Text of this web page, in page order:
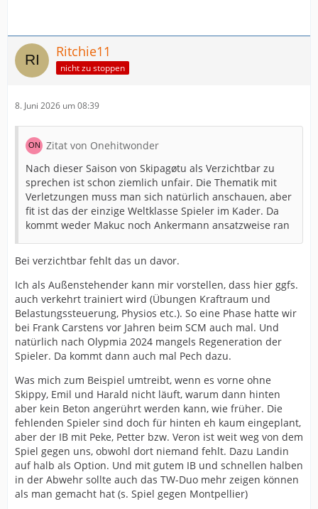
Ritchie11
nicht zu stoppen
8. Juni 2026 um 08:39
Zitat von Onehitwonder
Nach dieser Saison von Skipagøtu als Verzichtbar zu
sprechen ist schon ziemlich unfair. Die Thematik mit
Verletzungen muss man sich natürlich anschauen, aber
fit ist das der einzige Weltklasse Spieler im Kader. Da
kommt weder Makuc noch Ankermann ansatzweise ran
Bei verzichtbar fehlt das un davor.
Ich als Außenstehender kann mir vorstellen, dass hier ggfs.
auch verkehrt trainiert wird (Übungen Kraftraum und
Belastungssteuerung, Physios etc.). So eine Phase hatte wir
bei Frank Carstens vor Jahren beim SCM auch mal. Und
natürlich nach Olypmia 2024 mangels Regeneration der
Spieler. Da kommt dann auch mal Pech dazu.
Was mich zum Beispiel umtreibt, wenn es vorne ohne
Skippy, Emil und Harald nicht läuft, warum dann hinten
aber kein Beton angerührt werden kann, wie früher. Die
fehlenden Spieler sind doch für hinten eh kaum eingeplant,
aber der IB mit Peke, Petter bzw. Veron ist weit weg von dem
Spiel gegen uns, obwohl dort niemand fehlt. Dazu Landin
auf halb als Option. Und mit gutem IB und schnellen halben
in der Abwehr sollte auch das TW-Duo mehr zeigen können
als man gemacht hat (s. Spiel gegen Montpellier)